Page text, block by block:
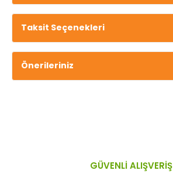
Taksit Seçenekleri
Önerileriniz
GÜVENLİ ALIŞVERİŞ